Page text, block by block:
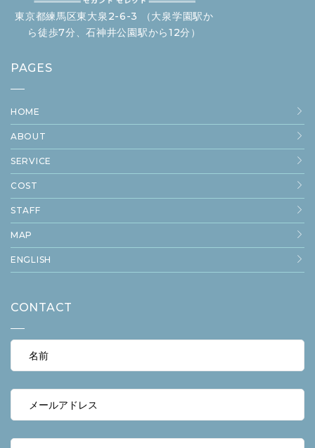
東京都練馬区東大泉2-6-3 （大泉学園駅か
ら徒歩7分、石神井公園駅から12分）
PAGES
HOME
ABOUT
SERVICE
COST
STAFF
MAP
ENGLISH
CONTACT